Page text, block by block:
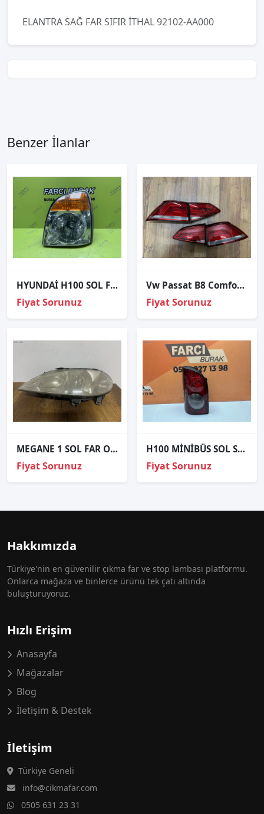
ELANTRA SAĞ FAR SIFIR İTHAL 92102-AA000
Benzer İlanlar
HYUNDAİ H100 SOL FAR ORJİNAL 2004-2012 92101-4F000
Fiyat Sorunuz
Vw Passat B8 Comfortlıne Led Arka Stop İç Dış Set 2014-2019
Fiyat Sorunuz
MEGANE 1 SOL FAR ORJİNAL 1999-2004
Fiyat Sorunuz
H100 MİNİBÜS SOL STOP SIFIR İTHAL 1993-2007
Fiyat Sorunuz
Hakkımızda
Türkiye'nin en güvenilir çıkma far ve stop lambası platformu.
Onlarca mağaza ve binlerce ürünü tek çatı altında
buluşturuyoruz.
Hızlı Erişim
Anasayfa
Mağazalar
Blog
İletişim & Destek
İletişim
Türkiye Geneli
info@cikmafar.com
0505 631 23 31